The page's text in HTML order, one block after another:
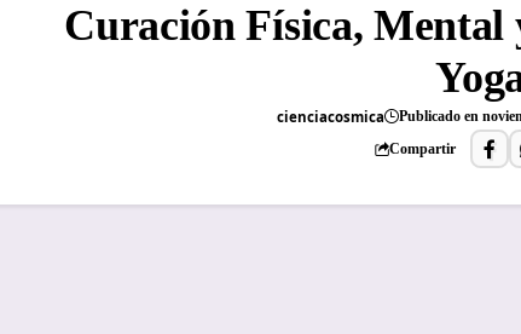
Curación Física, Mental
cienciacosmica Publicado en
Compartir